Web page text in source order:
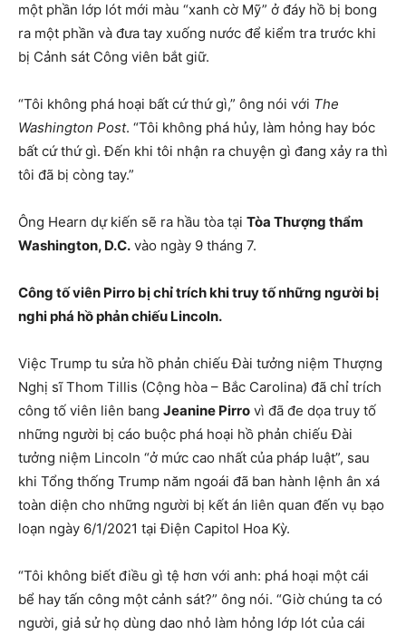
một phần lớp lót mới màu “xanh cờ Mỹ” ở đáy hồ bị bong
ra một phần và đưa tay xuống nước để kiểm tra trước khi
bị Cảnh sát Công viên bắt giữ.
“Tôi không phá hoại bất cứ thứ gì,” ông nói với The
Washington Post. “Tôi không phá hủy, làm hỏng hay bóc
bất cứ thứ gì. Đến khi tôi nhận ra chuyện gì đang xảy ra thì
tôi đã bị còng tay.”
Ông Hearn dự kiến sẽ ra hầu tòa tại Tòa Thượng thẩm
Washington, D.C. vào ngày 9 tháng 7.
Công tố viên Pirro bị chỉ trích khi truy tố những người bị
nghi phá hồ phản chiếu Lincoln.
Việc Trump tu sửa hồ phản chiếu Đài tưởng niệm Thượng
Nghị sĩ Thom Tillis (Cộng hòa – Bắc Carolina) đã chỉ trích
công tố viên liên bang Jeanine Pirro vì đã đe dọa truy tố
những người bị cáo buộc phá hoại hồ phản chiếu Đài
tưởng niệm Lincoln “ở mức cao nhất của pháp luật”, sau
khi Tổng thống Trump năm ngoái đã ban hành lệnh ân xá
toàn diện cho những người bị kết án liên quan đến vụ bạo
loạn ngày 6/1/2021 tại Điện Capitol Hoa Kỳ.
“Tôi không biết điều gì tệ hơn với anh: phá hoại một cái
bể hay tấn công một cảnh sát?” ông nói. “Giờ chúng ta có
người, giả sử họ dùng dao nhỏ làm hỏng lớp lót của cái